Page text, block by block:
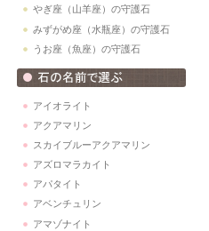
やぎ座（山羊座）の守護石
みずがめ座（水瓶座）の守護石
うお座（魚座）の守護石
アイオライト
アクアマリン
スカイブルーアクアマリン
アズロマラカイト
アパタイト
アベンチュリン
アマゾナイト